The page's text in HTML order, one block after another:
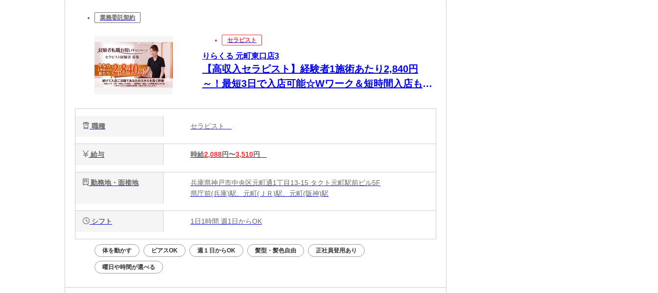
業務委託契約
セラピスト
りらくる 元町東口店3
【高収入セラピスト】経験者1施術あたり2,840円
～！最短3日で入店可能☆Wワーク＆短時間入店も
職種 セラピスト
給与 時給2,088円〜3,510円
勤務地・面接地
兵庫県神戸市中央区元町通1丁目13-15 タクト元町駅前ビル5F
県庁前(兵庫)駅、元町(ＪＲ)駅、元町(阪神)駅
シフト 1日1時間 週1日からOK
体を動かす ピアスOK 週１日からOK 髪型・髪色自由 正社員登用あり
曜日や時間が選べる